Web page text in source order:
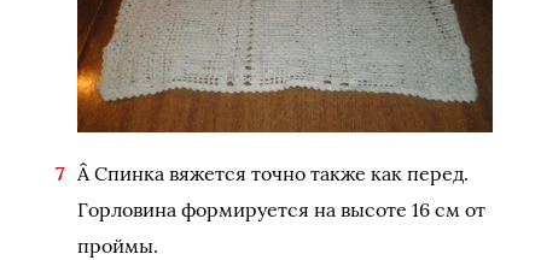
Â Спинка вяжется точно также как перед.
Горловина формируется на высоте 16 см от
проймы.